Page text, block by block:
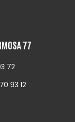
77
72
93 12